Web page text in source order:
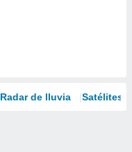
Radar de lluvia Satélites